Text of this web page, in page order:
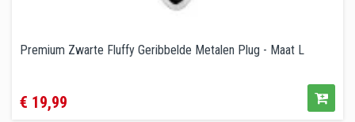
Premium Zwarte Fluffy Geribbelde Metalen Plug - Maat L
€ 19,99